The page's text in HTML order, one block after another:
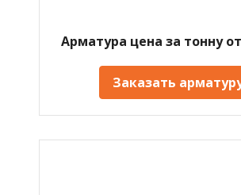
Арматура цена за тонну
Заказать